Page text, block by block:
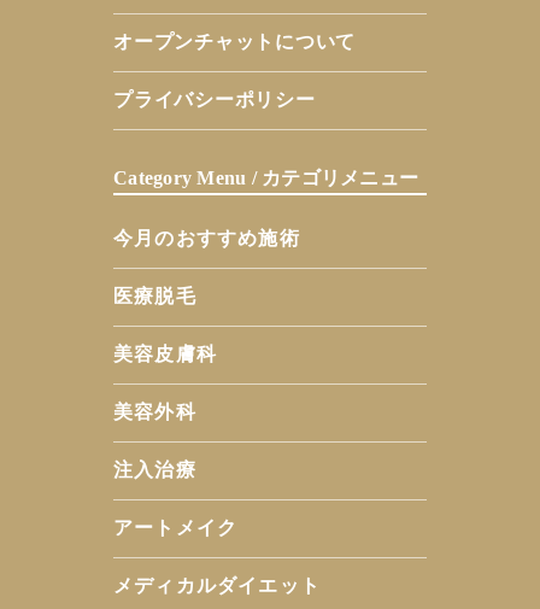
オープンチャットについて
プライバシーポリシー
Category Menu / カテゴリメニュー
今月のおすすめ施術
医療脱毛
美容皮膚科
美容外科
注入治療
アートメイク
メディカルダイエット